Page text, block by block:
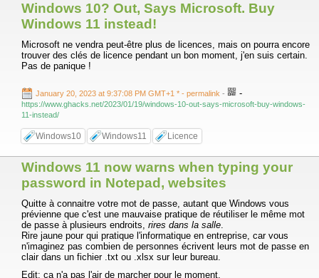
Windows 10? Out, Says Microsoft. Buy
Windows 11 instead!
Microsoft ne vendra peut-être plus de licences, mais on pourra encore
trouver des clés de licence pendant un bon moment, j'en suis certain.
Pas de panique !
January 20, 2023 at 9:37:08 PM GMT+1 * - permalink - -
https://www.ghacks.net/2023/01/19/windows-10-out-says-microsoft-buy-windows-
11-instead/
Windows10 Windows11 Licence
Windows 11 now warns when typing your
password in Notepad, websites
Quitte à connaitre votre mot de passe, autant que Windows vous
prévienne que c'est une mauvaise pratique de réutiliser le même mot
de passe à plusieurs endroits, rires dans la salle.
Rire jaune pour qui pratique l'informatique en entreprise, car vous
n'imaginez pas combien de personnes écrivent leurs mot de passe en
clair dans un fichier .txt ou .xlsx sur leur bureau.
Edit: ça n'a pas l'air de marcher pour le moment.